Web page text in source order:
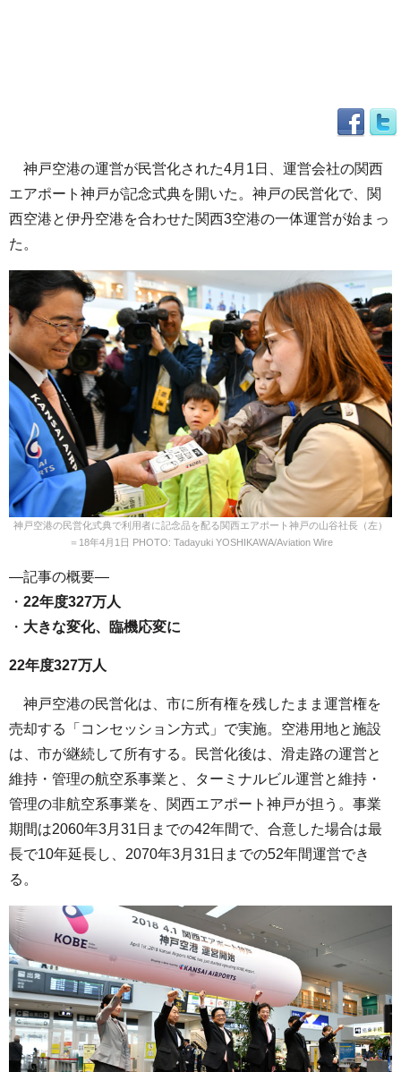
神戸空港の運営が民営化された4月1日、運営会社の関西
エアポート神戸が記念式典を開いた。神戸の民営化で、関
西空港と伊丹空港を合わせた関西3空港の一体運営が始まっ
た。
神戸空港の民営化式典で利用者に記念品を配る関西エアポート神戸の山谷社長（左）
＝18年4月1日 PHOTO: Tadayuki YOSHIKAWA/Aviation Wire
—記事の概要—
・ 22年度327万人
・ 大きな変化、臨機応変に
22年度327万人
神戸空港の民営化は、市に所有権を残したまま運営権を
売却する「コンセッション方式」で実施。空港用地と施設
は、市が継続して所有する。民営化後は、滑走路の運営と
維持・管理の航空系事業と、ターミナルビル運営と維持・
管理の非航空系事業を、関西エアポート神戸が担う。事業
期間は2060年3月31日までの42年間で、合意した場合は最
長で10年延長し、2070年3月31日までの52年間運営でき
る。